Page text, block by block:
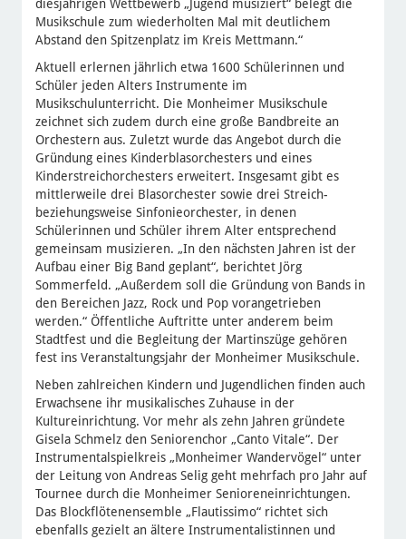
diesjährigen Wettbewerb „Jugend musiziert“ belegt die
Musikschule zum wiederholten Mal mit deutlichem
Abstand den Spitzenplatz im Kreis Mettmann.“
Aktuell erlernen jährlich etwa 1600 Schülerinnen und
Schüler jeden Alters Instrumente im
Musikschulunterricht. Die Monheimer Musikschule
zeichnet sich zudem durch eine große Bandbreite an
Orchestern aus. Zuletzt wurde das Angebot durch die
Gründung eines Kinderblasorchesters und eines
Kinderstreichorchesters erweitert. Insgesamt gibt es
mittlerweile drei Blasorchester sowie drei Streich-
beziehungsweise Sinfonieorchester, in denen
Schülerinnen und Schüler ihrem Alter entsprechend
gemeinsam musizieren. „In den nächsten Jahren ist der
Aufbau einer Big Band geplant“, berichtet Jörg
Sommerfeld. „Außerdem soll die Gründung von Bands in
den Bereichen Jazz, Rock und Pop vorangetrieben
werden.“ Öffentliche Auftritte unter anderem beim
Stadtfest und die Begleitung der Martinszüge gehören
fest ins Veranstaltungsjahr der Monheimer Musikschule.
Neben zahlreichen Kindern und Jugendlichen finden auch
Erwachsene ihr musikalisches Zuhause in der
Kultureinrichtung. Vor mehr als zehn Jahren gründete
Gisela Schmelz den Seniorenchor „Canto Vitale“. Der
Instrumentalspielkreis „Monheimer Wandervögel“ unter
der Leitung von Andreas Selig geht mehrfach pro Jahr auf
Tournee durch die Monheimer Senioreneinrichtungen.
Das Blockflötenensemble „Flautissimo“ richtet sich
ebenfalls gezielt an ältere Instrumentalistinnen und